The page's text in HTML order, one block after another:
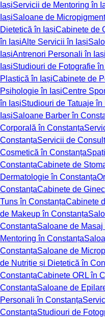
IașiServicii de Mentoring în
IașiSaloane de
Dietetică în IașiCabinete de
în IașiAlte Servicii în Iași
IașiAntrenori Personali în Iași
IașiStudiouri de Fotografie
Plastică în IașiCabinete de
Psihologie în IașiCentre
în IașiStudiouri de Tatuaje în
IașiSaloane Barber în
Corporală în Constanța
ConstanțaServicii de
Cosmetică în Constanța
ConstanțaCabinete de
Dermatologie în Constanța
ConstanțaCabinete de
Tuns în ConstanțaCabinete
de Makeup în Constanța
ConstanțaSaloane de
Mentoring în Constanța
ConstanțaSaloane de
de Nutriție și Dietetică în
ConstanțaCabinete ORL în
ConstanțaSaloane de
Personali în Constanța
ConstanțaStudiouri de